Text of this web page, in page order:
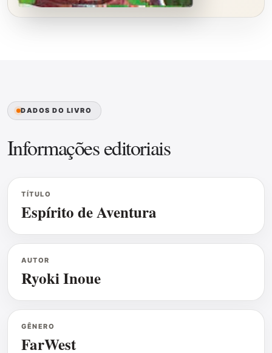
DADOS DO LIVRO
Informações editoriais
TÍTULO
Espírito de Aventura
AUTOR
Ryoki Inoue
GÊNERO
FarWest